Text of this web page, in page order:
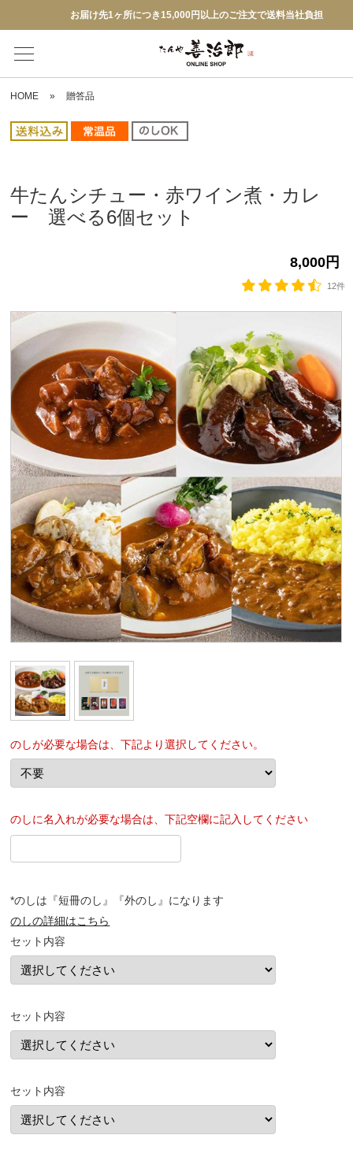
お届け先1ヶ所につき15,000円以上のご注文で送料当社負担
HOME » 贈答品
牛たんシチュー・赤ワイン煮・カレ
ー 選べる6個セット
8,000円
12件
のしが必要な場合は、下記より選択してください。
のしに名入れが必要な場合は、下記空欄に記入してください
*のしは『短冊のし』『外のし』になります
のしの詳細はこちら
セット内容
セット内容
セット内容